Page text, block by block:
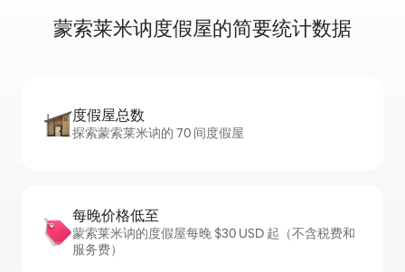
蒙索莱米讷度假屋的简要统计数据
度假屋总数
探索蒙索莱米讷的 70 间度假屋
每晚价格低至
蒙索莱米讷的度假屋每晚 $30 USD 起（不含税费和
服务费）